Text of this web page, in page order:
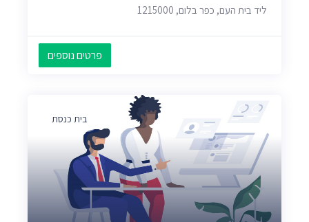
ליד בית העם, כפר בלום, 1215000
פרטים נוספים
בית כנסת